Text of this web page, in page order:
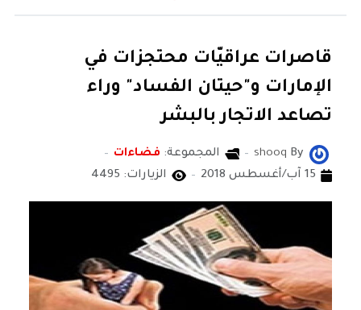
قاصرات عراقيّات محتجزات في
الإمارات و"حيتان الفساد" وراء
تصاعد الاتجار بالبشر
By
shooq المجموعة: فضاءات
15 آب/أغسطس 2018
الزيارات: 4495